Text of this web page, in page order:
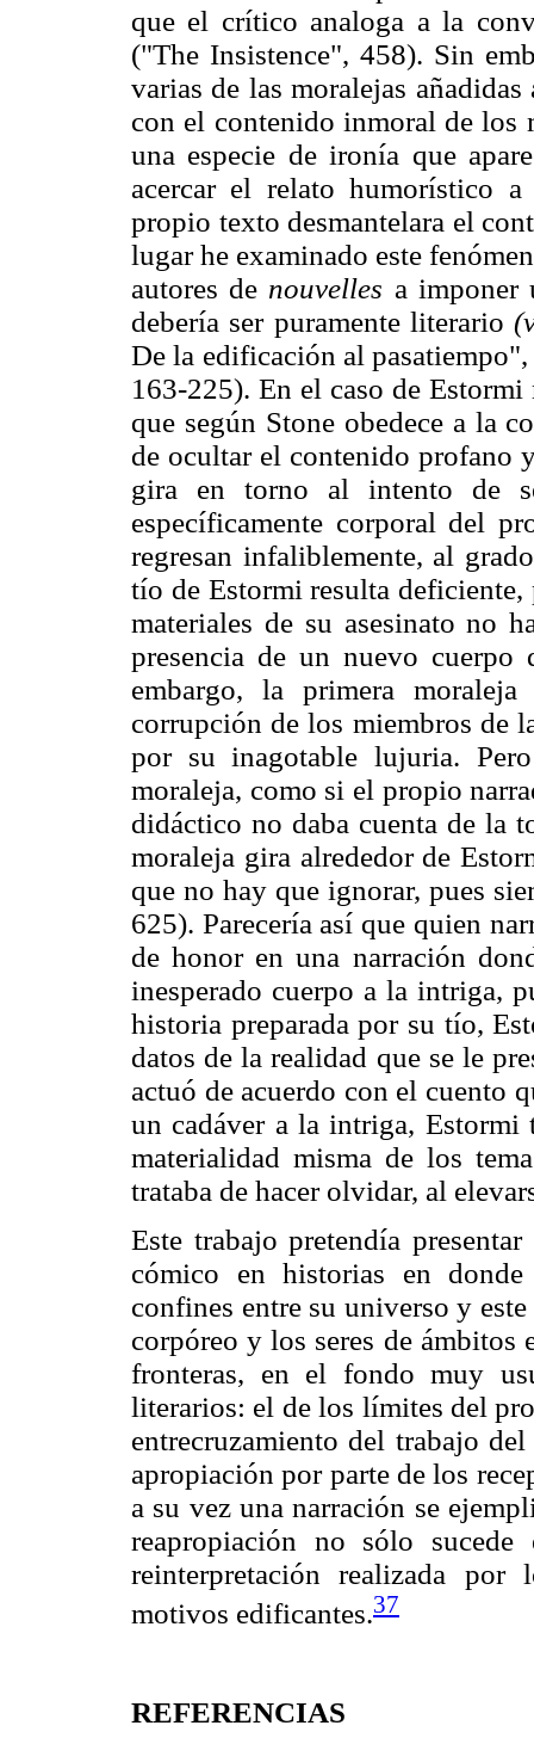
que el crítico analoga a la
("The Insistence", 458). Sin
varias de las moralejas
con el contenido inmoral de los
una especie de ironía que
acercar el relato humorístico
propio texto desmantelara el
lugar he examinado este
autores de nouvelles a imponer
debería ser puramente literario
De la edificación al
163-225). En el caso de
que según Stone obedece a la
de ocultar el contenido profano
gira en torno al intento de
específicamente corporal del
regresan infaliblemente, al
tío de Estormi resulta
materiales de su asesinato no
presencia de un nuevo cuerpo
embargo, la primera
corrupción de los miembros de
por su inagotable lujuria.
moraleja, como si el propio
didáctico no daba cuenta de la
moraleja gira alrededor de
que no hay que ignorar, pues
625). Parecería así que quien
de honor en una narración
inesperado cuerpo a la intriga,
historia preparada por su tío,
datos de la realidad que se le
actuó de acuerdo con el cuento
un cadáver a la intriga, Estormi
materialidad misma de los
trataba de hacer olvidar, al
Este trabajo pretendía
cómico en historias en
confines entre su universo y
corpóreo y los seres de ámbitos
fronteras, en el fondo muy
literarios: el de los límites del
entrecruzamiento del trabajo
apropiación por parte de los
a su vez una narración se
reapropiación no sólo
reinterpretación realizada
motivos edificantes.37
REFERENCIAS